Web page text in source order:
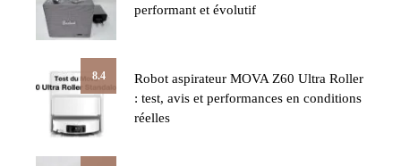
performant et évolutif
8.4
Robot aspirateur MOVA Z60 Ultra Roller
: test, avis et performances en conditions
réelles